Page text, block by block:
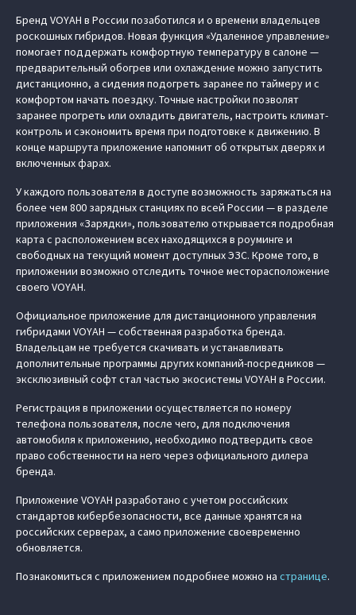
Бренд VOYAH в России позаботился и о времени владельцев
роскошных гибридов. Новая функция «Удаленное управление»
помогает поддержать комфортную температуру в салоне —
предварительный обогрев или охлаждение можно запустить
дистанционно, а сидения подогреть заранее по таймеру и с
комфортом начать поездку. Точные настройки позволят
заранее прогреть или охладить двигатель, настроить климат-
контроль и сэкономить время при подготовке к движению. В
конце маршрута приложение напомнит об открытых дверях и
включенных фарах.
У каждого пользователя в доступе возможность заряжаться на
более чем 800 зарядных станциях по всей России — в разделе
приложения «Зарядки», пользователю открывается подробная
карта с расположением всех находящихся в роуминге и
свободных на текущий момент доступных ЭЗС. Кроме того, в
приложении возможно отследить точное месторасположение
своего VOYAH.
Официальное приложение для дистанционного управления
гибридами VOYAH — собственная разработка бренда.
Владельцам не требуется скачивать и устанавливать
дополнительные программы других компаний-посредников —
эксклюзивный софт стал частью экосистемы VOYAH в России.
Регистрация в приложении осуществляется по номеру
телефона пользователя, после чего, для подключения
автомобиля к приложению, необходимо подтвердить свое
право собственности на него через официального дилера
бренда.
Приложение VOYAH разработано с учетом российских
стандартов кибербезопасности, все данные хранятся на
российских серверах, а само приложение своевременно
обновляется.
Познакомиться с приложением подробнее можно на странице.